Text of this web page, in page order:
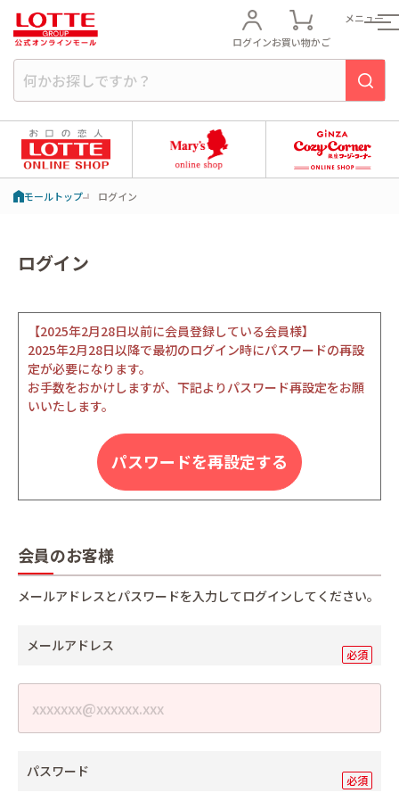
ログインお買い物かご
メニュー
モールトップ ログイン
ログイン
【2025年2月28日以前に会員登録している会員様】
2025年2月28日以降で最初のログイン時にパスワードの再設
定が必要になります。
お手数をおかけしますが、下記よりパスワード再設定をお願
いいたします。
パスワードを再設定する
会員のお客様
メールアドレスとパスワードを入力してログインしてください。
メールアドレス
パスワード